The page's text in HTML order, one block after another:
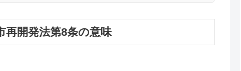
再開発法第8条の意味